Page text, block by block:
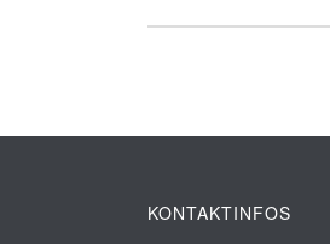
KONTAKTINFOS